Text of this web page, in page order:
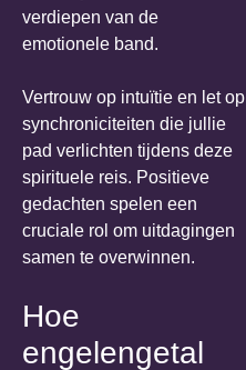
verdiepen van de
emotionele band.
Vertrouw op intuïtie en let op
synchroniciteiten die jullie
pad verlichten tijdens deze
spirituele reis. Positieve
gedachten spelen een
cruciale rol om uitdagingen
samen te overwinnen.
Hoe
engelengetal